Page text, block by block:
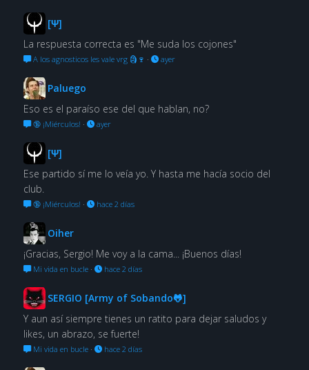
[Ψ]
La respuesta correcta es "Me suda los cojones"
A los agnosticos les vale vrg 🗿🍷 · ayer
Paluego
Eso es el paraíso ese del que hablan, no?
🔞 ¡Miérculos! · ayer
[Ψ]
Ese partido sí me lo veía yo. Y hasta me hacía socio del
club.
🔞 ¡Miérculos! · hace 2 días
Oiher
¡Gracias, Sergio! Me voy a la cama... ¡Buenos días!
Mi vida en bucle· hace 2 días
SERGIO [Army of Sobando🐸]
Y aun así siempre tienes un ratito para dejar saludos y
likes, un abrazo, se fuerte!
Mi vida en bucle· hace 2 días